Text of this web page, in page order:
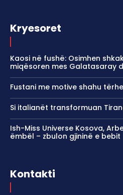
Kryesoret
Kaosi në fushë: Osimhen
miqësoren mes Galatasaray
Fustani me motive shahu
Si italianët transformuan
Ish-Miss Universe Kosova,
ëmbël – zbulon gjininë e bebit
Kontakti